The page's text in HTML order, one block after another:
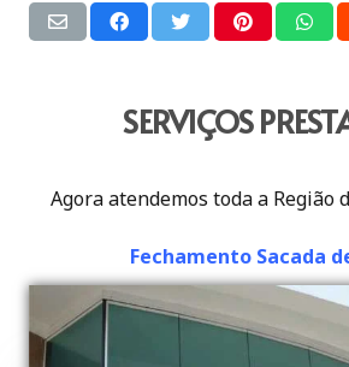
SERVIÇOS
Agora atendemos toda a Região
Fechamento Sacada